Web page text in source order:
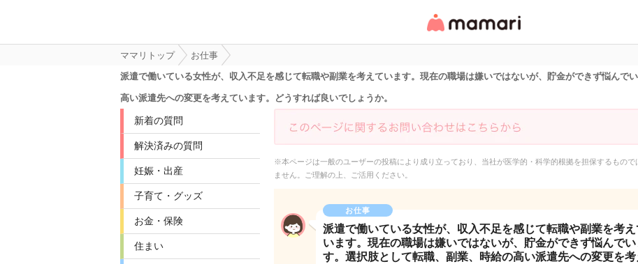
リ・情報サイト
ママリトップ
お仕事
派遣で働いている女性が、収入不足を感じて転職や副業を考えています。現在の職場は嫌いではないが、貯金ができず悩んで
高い派遣先への変更を考えています。どうすれば良いでしょうか。
新着の質問
解決済みの質問
妊娠・出産
子育て・グッズ
お金・保険
住まい
※本ページは一般のユーザーの投稿により成り立っており、当社が医学的・科学的根拠を担保するもので
ません。ご理解の上、ご活用ください。
お仕事
派遣で働いている女性が、収入不足を感じて転職や副業を考え
います。現在の職場は嫌いではないが、貯金ができず悩んでい
す。選択肢として転職、副業、時給の高い派遣先への変更を考